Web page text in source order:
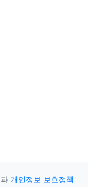
과 개인정보 보호정책